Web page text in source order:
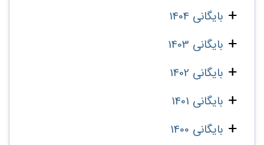
بایگانی 1404
بایگانی 1403
بایگانی 1402
بایگانی 1401
بایگانی 1400